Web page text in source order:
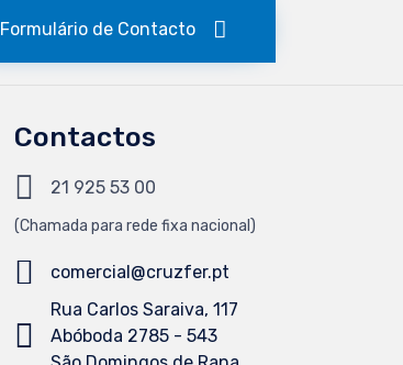
Formulário de Contacto
Contactos
21 925 53 00
(Chamadapara rede fixa nacional)
comercial@cruzfer.pt
Rua Carlos Saraiva, 117
Abóboda 2785 - 543